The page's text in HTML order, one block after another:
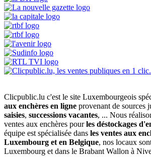
Clicpublic.lu c'est le site Luxembourgeois
aux enchères en ligne provenant de sources
saisies, successions vacantes, ... Nous
ventes aux enchères pourles déstockages
équipe est spécialisée dans les ventes aux
Luxembourg et en Belgique, nos locaux
Luxembourg et dans le Brabant Wallon à